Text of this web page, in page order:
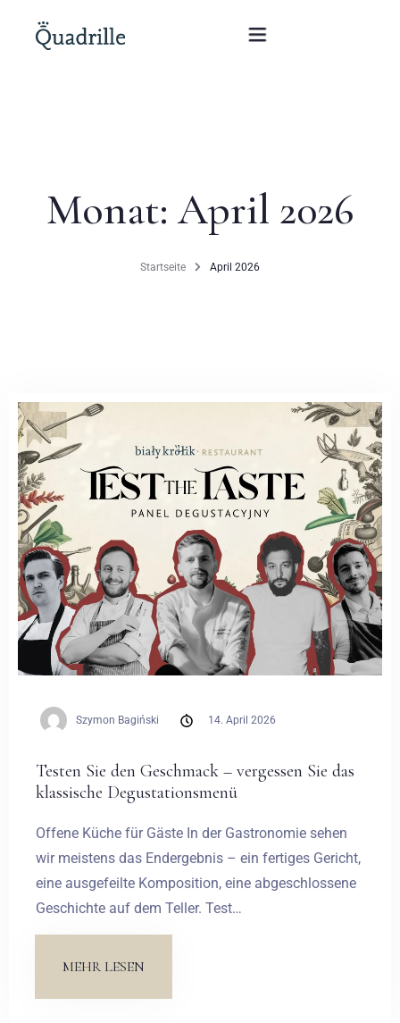
Zimmer
Pakete
Hochzeiten
Kontakt
PL
Monat:April 2026
Startseite April 2026
Szymon Bagiński 14. April 2026
Testen Sie den Geschmack – vergessen Sie das
klassische Degustationsmenü
Offene Küche für Gäste In der Gastronomie sehen
wir meistens das Endergebnis – ein fertiges Gericht,
eine ausgefeilte Komposition, eine abgeschlossene
Geschichte auf dem Teller. Test…
MEHR LESEN